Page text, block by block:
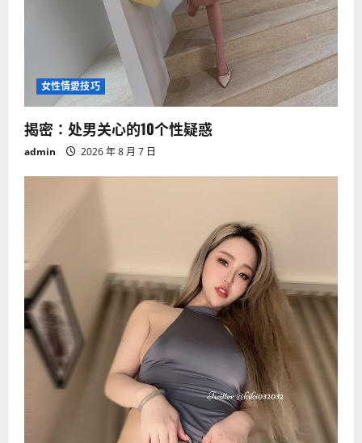
女性情愛技巧
揭密：处男关心的10个性疑惑
admin 2026 年 8 月 7 日